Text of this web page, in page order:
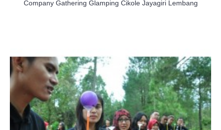
Company Gathering Glamping Cikole Jayagiri Lembang